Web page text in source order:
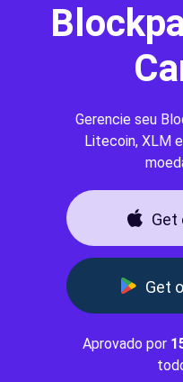
Gerencie seu
Litecoin, XLM
Get
Get
Aprovado por